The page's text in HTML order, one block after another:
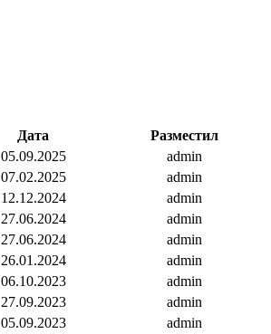
Дата
Разместил
05.09.2025
admin
07.02.2025
admin
12.12.2024
admin
27.06.2024
admin
27.06.2024
admin
26.01.2024
admin
06.10.2023
admin
27.09.2023
admin
05.09.2023
admin